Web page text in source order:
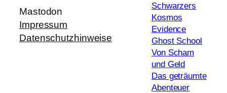
Mastodon
Impressum
Datenschutzhinweise
Schwarzers
Kosmos
Evidence
Ghost School
Von Scham
und Geld
Das geträumte
Abenteuer